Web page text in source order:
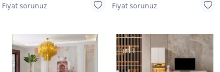
Fiyat sorunuz Fiyat sorunuz